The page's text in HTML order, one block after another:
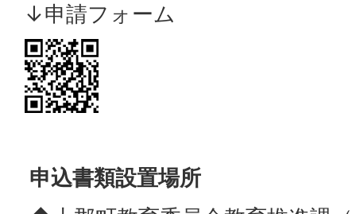
↓申請フォーム
申込書類設置場所